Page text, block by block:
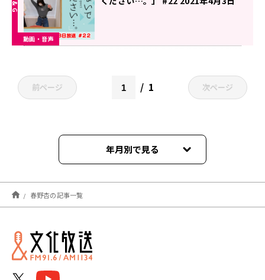
動画・音声
前ページ 1 次ページ
年月別で見る
2025年02月
2021年12月
2021年11月
春野杏の記事一覧